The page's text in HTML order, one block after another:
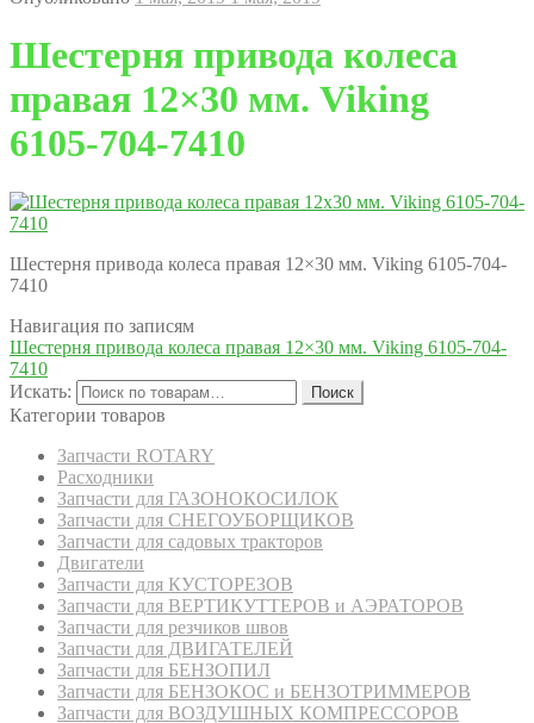
Шестерня привода колеса
правая 12×30 мм. Viking
6105-704-7410
Шестерня привода колеса правая 12×30 мм. Viking 6105-704-
7410
Навигация по записям
Шестерня привода колеса правая 12×30 мм. Viking 6105-704-
7410
Искать:
Поиск
Категории товаров
Запчасти ROTARY
Расходники
Запчасти для ГАЗОНОКОСИЛОК
Запчасти для СНЕГОУБОРЩИКОВ
Запчасти для садовых тракторов
Двигатели
Запчасти для КУСТОРЕЗОВ
Запчасти для ВЕРТИКУТТЕРОВ и АЭРАТОРОВ
Запчасти для резчиков швов
Запчасти для ДВИГАТЕЛЕЙ
Запчасти для БЕНЗОПИЛ
Запчасти для БЕНЗОКОС и БЕНЗОТРИММЕРОВ
Запчасти для ВОЗДУШНЫХ КОМПРЕССОРОВ